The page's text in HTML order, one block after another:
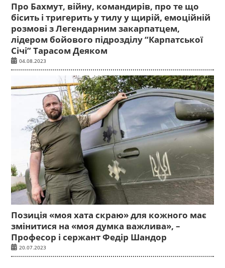
Про Бахмут, війну, командирів, про те що
бісить і тригерить у тилу у щирій, емоційній
розмові з Легендарним закарпатцем,
лідером бойового підрозділу “Карпатської
Січі” Тарасом Деяком
04.08.2023
Позиція «моя хата скраю» для кожного має
змінитися на «моя думка важлива», –
Професор і сержант Федір Шандор
20.07.2023